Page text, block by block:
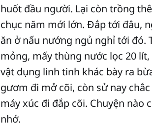
huốt đầu người. Lại còn trồng
chục năm mới lớn. Đắp tới đâu,
ăn ở nấu nướng ngủ nghỉ tới đó.
mỏng, mấy thùng nước lọc 20
vật dụng linh tinh khác bày ra
gươm đi mở cõi, còn sử nay
máy xúc đi đắp cõi. Chuyện nào
nhớ.